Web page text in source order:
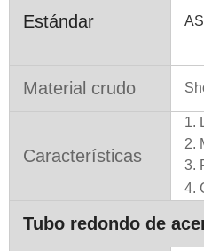
Estándar
Material crudo
Características
1.
2.
3.
4.
Tubo redondo de